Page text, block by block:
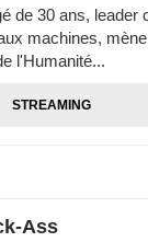
de 30 ans, leader
machines,
l'Humanité...
STREAMING
Ass